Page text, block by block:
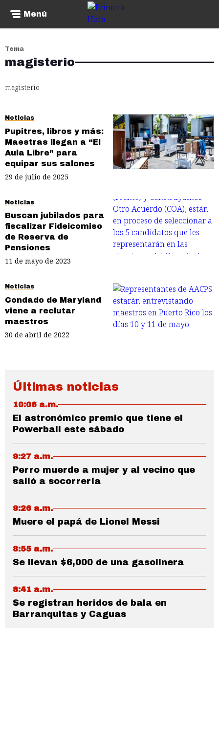
Menú
Tema
magisterio
magisterio
Noticias
Pupitres, libros y más:
Maestras llegan a “El
Aula Libre” para
equipar sus salones
29 de julio de 2025
Noticias
Buscan jubilados para
fiscalizar Fideicomiso
de Reserva de
Pensiones
11 de mayo de 2023
Noticias
Condado de Maryland
viene a reclutar
maestros
30 de abril de 2022
Últimas noticias
10:06 a.m.
El astronómico premio que tiene el
Powerball este sábado
9:27 a.m.
Perro muerde a mujer y al vecino que
salió a socorrerla
9:26 a.m.
Muere el papá de Lionel Messi
8:55 a.m.
Se llevan $6,000 de una gasolinera
8:41 a.m.
Se registran heridos de bala en
Barranquitas y Caguas